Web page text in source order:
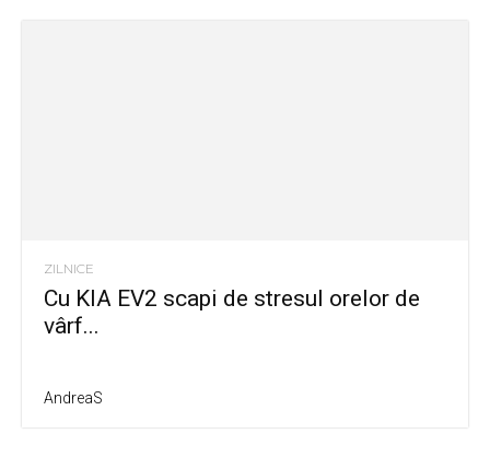
ZILNICE
Cu KIA EV2 scapi de stresul orelor de
vârf...
AndreaS